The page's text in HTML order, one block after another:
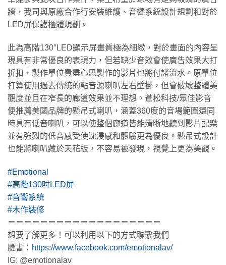
牆，我司與原廠合作行安裝維護、音響系統設計規劃和對於
LED屏保護櫃體規劃。
此為高階130″LED顯示屏畫質極為細緻，對於畫面的內容呈
現具有非常優良的表現力，但若缺少音效會使廣告效果大打
折扣，製作單位費盡心思製作的影片也將付諸流水。原單位
打算使用過去傳統的點音源喇叭左右壁掛，但會破壞整體美
觀度並且在窄長的廊道效果並不理想。蒼松科技/眾佳影音
便推薦美國品牌的懸吊式喇叭，涵蓋360度的音場範圍還同
時具有低音喇叭，可以使整個廊道皆能清晰地聽到影片配樂
並有強烈的低音感受使沈浸感和體驗更為優良。懸吊式設計
也能將喇叭藏於天花板，不容易被發現，視覺上更為美觀。
#Emotional
#高階130吋LED屏
#音響系統
#木作裝修
＝＝＝＝＝＝＝＝＝＝＝＝＝＝＝＝＝＝＝
想要了解更多！可以利用以下的方式聯繫我們
臉書： https://www.facebook.com/emotionalav/
IG: @emotionalav